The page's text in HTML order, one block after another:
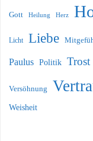
Gott Heilung Herz
Licht Liebe
Paulus Politik Trost
Versöhnung
Weisheit